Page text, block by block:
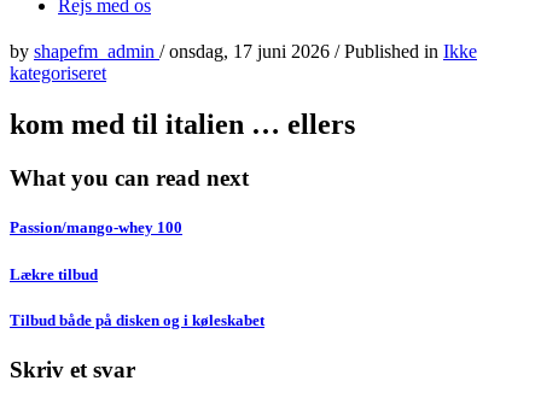
Rejs med os
by shapefm_admin /onsdag, 17 juni 2026 /Published in Ikke
kategoriseret
kom med til italien … ellers
What you can read next
Passion/mango-whey 100
Lækre tilbud
Tilbud både på disken og i køleskabet
Skriv et svar